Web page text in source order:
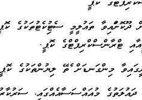
ތައުލީމީ ސެޓުފިކެޓުތަކުގެ
ޓްރާންސްކްރިޕްޓްގެ ކޮޕީ.
މިންގަނޑަށް ފެތޭ ލިޔުންތަކުގެ
މުއައްސަސާއެއްގައި،